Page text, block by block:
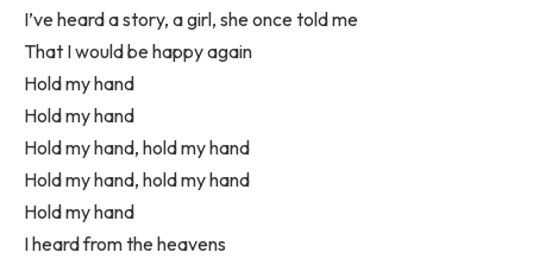
I’ve heard a story, a girl, she once told me
That I would be happy again
Hold my hand
Hold my hand
Hold my hand, hold my hand
Hold my hand, hold my hand
Hold my hand
I heard from the heavens